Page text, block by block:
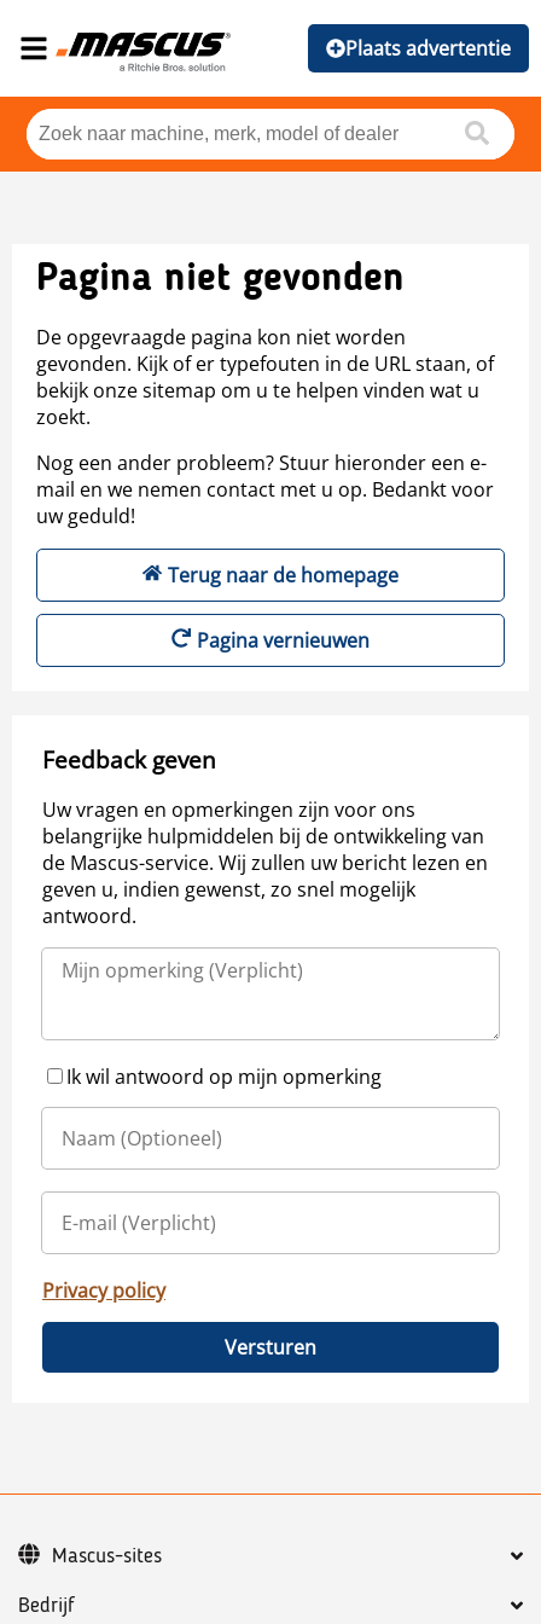
Plaats advertentie
Pagina niet gevonden
De opgevraagde pagina kon niet worden
gevonden. Kijk of er typefouten in de URL staan, of
bekijk onze sitemap om u te helpen vinden wat u
zoekt.
Nog een ander probleem? Stuur hieronder een e-
mail en we nemen contact met u op. Bedankt voor
uw geduld!
Terug naar de homepage
Pagina vernieuwen
Feedback geven
Uw vragen en opmerkingen zijn voor ons
belangrijke hulpmiddelen bij de ontwikkeling van
de Mascus-service. Wij zullen uw bericht lezen en
geven u, indien gewenst, zo snel mogelijk
antwoord.
Ik wil antwoord op mijn opmerking
Privacy policy
Versturen
Bedrijf
Mascus-sites